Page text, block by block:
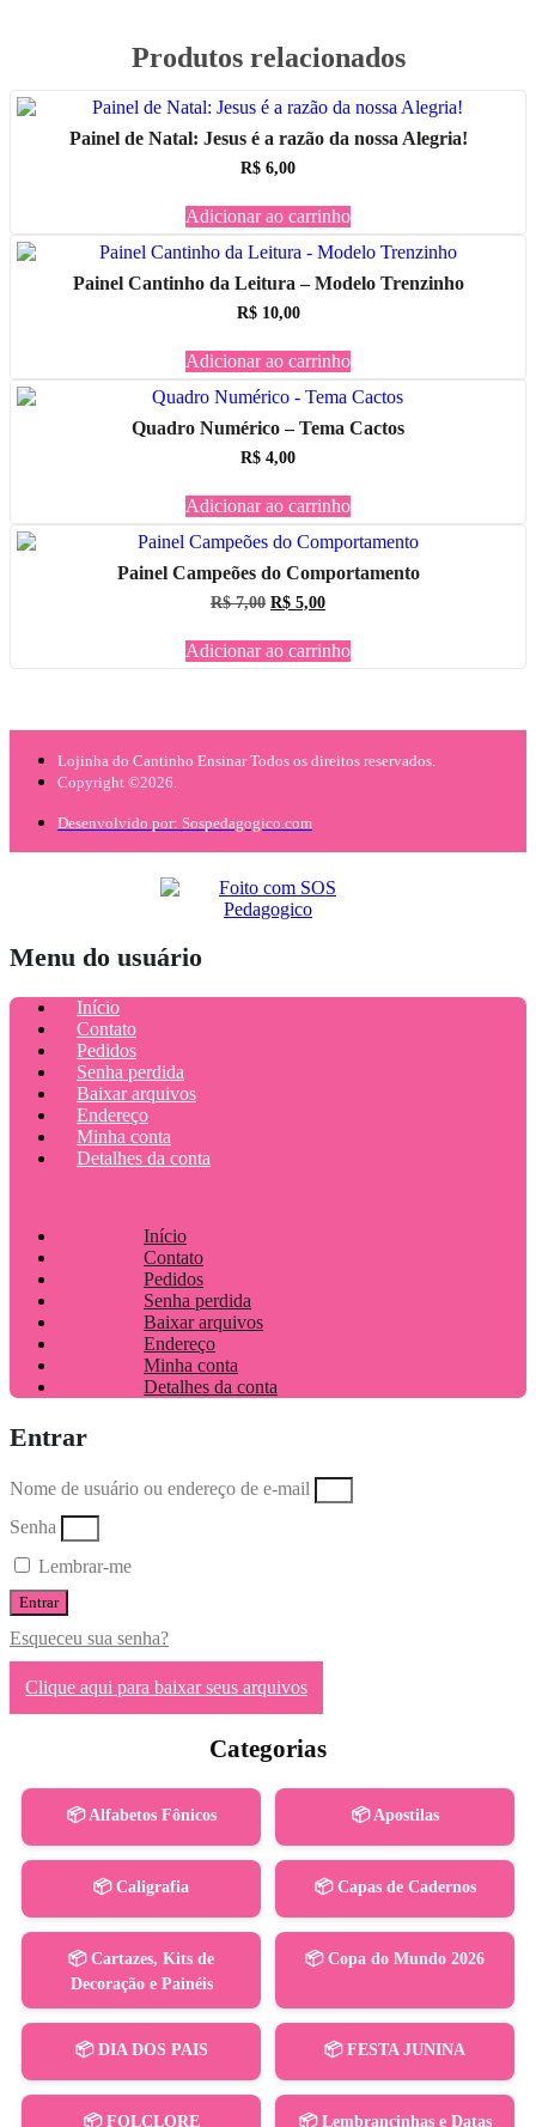
Produtos relacionados
Painel de Natal: Jesus é a razão da nossa Alegria!
R$ 6,00
Adicionar ao carrinho
Painel Cantinho da Leitura – Modelo Trenzinho
R$10,00
Adicionar ao carrinho
Quadro Numérico – Tema Cactos
R$ 4,00
Adicionar ao carrinho
Painel Campeões do Comportamento
R$7,00 O
original
era:
R$ 5,00O
atual
é:
Adicionar ao carrinho
Lojinha do Cantinho Ensinar Todos os direitos reservados.
Copyright ©2026.
Desenvolvido por: Sospedagogico.com
Menu do usuário
Início
Contato
Pedidos
Senha perdida
Baixar arquivos
Endereço
Minha conta
Detalhes da conta
Início
Contato
Pedidos
Senha perdida
Baixar arquivos
Endereço
Minha conta
Detalhes da conta
Entrar
Nome de usuário ou endereço de e-mail
Senha
Lembrar-me
Entrar
Esqueceu sua senha?
Clique aqui para baixar seus arquivos
Categorias
📦 Alfabetos Fônicos 📦 Apostilas
📦 Caligrafia 📦 Capas de Cadernos
📦 Cartazes, Kits de
Decoração e Painéis
📦 Copa do Mundo 2026
📦 DIA DOS PAIS 📦 FESTA JUNINA
📦 FOLCLORE 📦 Lembrancinhas e Datas